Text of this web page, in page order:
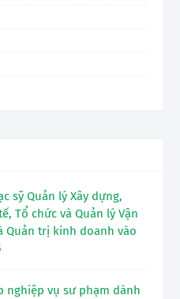
sỹ Quản lý Xây dựng,
Tổ chức và Quản lý Vận
Quản trị kinh doanh vào
nghiệp vụ sư phạm dành